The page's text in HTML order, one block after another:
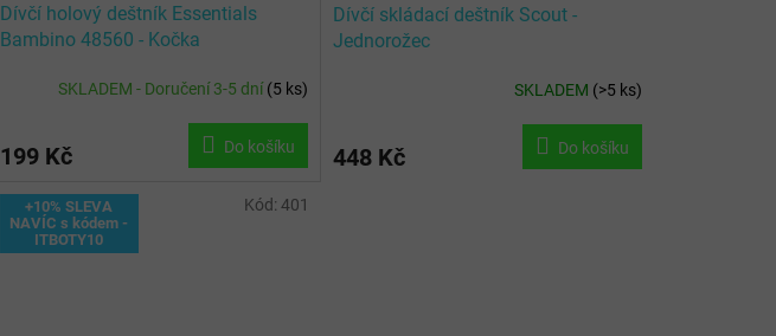
Dívčí holový deštník Essentials
Bambino 48560 - Kočka
SKLADEM - Doručení 3-5 dní(5 ks)
199 Kč Do košíku
Dívčí skládací deštník Scout -
Jednorožec
SKLADEM (>5 ks)
448 Kč Do košíku
+10% SLEVA
NAVÍC s kódem -
ITBOTY10
Kód: 401